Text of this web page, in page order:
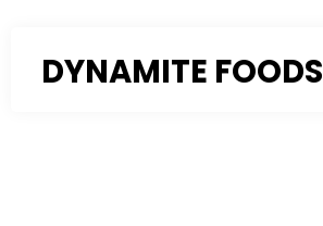
contentDYNAMITE FOODS